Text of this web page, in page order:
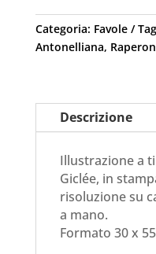
Categoria: Favole
Antonelliana,
Descrizione
Illustrazione a
Giclée, in
risoluzione su
a mano.
Formato 30 x